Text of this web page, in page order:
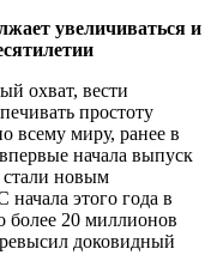
увеличиваться и
охват, вести
простоту
всему миру, ранее в
начала выпуск
стали новым
этого года в
более 20 миллионов
доковидный